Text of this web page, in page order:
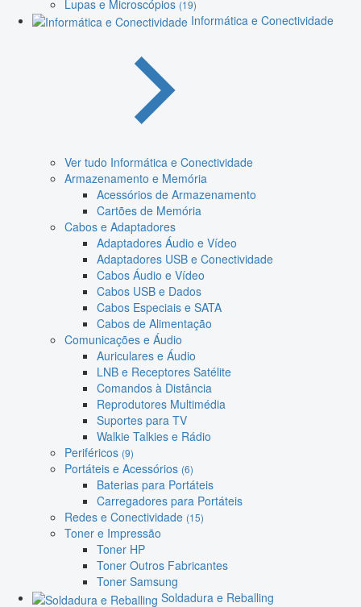
Lupas e Microscópios (19)
Informática e Conectividade
Ver tudo Informática e Conectividade
Armazenamento e Memória
Acessórios de Armazenamento
Cartões de Memória
Cabos e Adaptadores
Adaptadores Áudio e Vídeo
Adaptadores USB e Conectividade
Cabos Áudio e Vídeo
Cabos USB e Dados
Cabos Especiais e SATA
Cabos de Alimentação
Comunicações e Áudio
Auriculares e Áudio
LNB e Receptores Satélite
Comandos à Distância
Reprodutores Multimédia
Suportes para TV
Walkie Talkies e Rádio
Periféricos (9)
Portáteis e Acessórios (6)
Baterias para Portáteis
Carregadores para Portáteis
Redes e Conectividade (15)
Toner e Impressão
Toner HP
Toner Outros Fabricantes
Toner Samsung
Soldadura e Reballing